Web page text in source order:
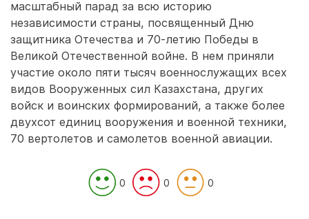
масштабный парад за всю историю
независимости страны, посвященный Дню
защитника Отечества и 70-летию Победы в
Великой Отечественной войне. В нем приняли
участие около пяти тысяч военнослужащих всех
видов Вооруженных сил Казахстана, других
войск и воинских формирований, а также более
двухсот единиц вооружения и военной техники,
70 вертолетов и самолетов военной авиации.
0 0 0